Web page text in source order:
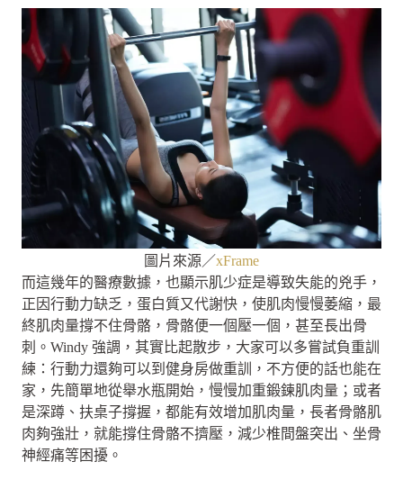
圖片來源／xFrame
而這幾年的醫療數據，也顯示肌少症是導致失能的兇手，
正因行動力缺乏，蛋白質又代謝快，使肌肉慢慢萎縮，最
終肌肉量撐不住骨骼，骨骼便一個壓一個，甚至長出骨
刺。Windy 強調，其實比起散步，大家可以多嘗試負重訓
練：行動力還夠可以到健身房做重訓，不方便的話也能在
家，先簡單地從舉水瓶開始，慢慢加重鍛鍊肌肉量；或者
是深蹲、扶桌子撐握，都能有效增加肌肉量，長者骨骼肌
肉夠強壯，就能撐住骨骼不擠壓，減少椎間盤突出、坐骨
神經痛等困擾。